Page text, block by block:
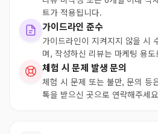
트가 적용됩니다.
가이드라인 준수
가이드라인이 지켜지지 않을 시
며, 작성하신 리뷰는 마케팅 용
체험 시 문제 발생 문의
체험 시 문제 또는 불만, 문의 등
톡을 받으신 곳으로 연락해주세